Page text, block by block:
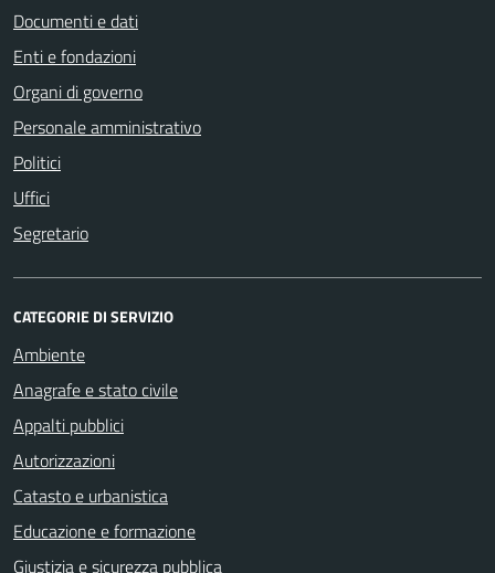
Documenti e dati
Enti e fondazioni
Organi di governo
Personale amministrativo
Politici
Uffici
Segretario
CATEGORIE DI SERVIZIO
Ambiente
Anagrafe e stato civile
Appalti pubblici
Autorizzazioni
Catasto e urbanistica
Educazione e formazione
Giustizia e sicurezza pubblica